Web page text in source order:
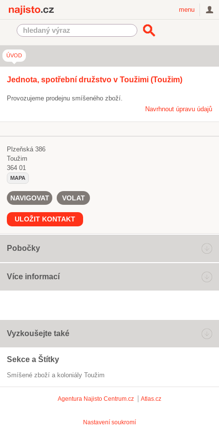
menu
ÚVOD
Jednota, spotřební družstvo v Toužimi (Toužim)
Provozujeme prodejnu smíšeného zboží.
Navrhnout úpravu údajů
Plzeňská 386
Toužim
364 01
MAPA
NAVIGOVAT VOLAT
ULOŽIT KONTAKT
Pobočky
Více informací
Vyzkoušejte také
Sekce a Štítky
Smíšené zboží a koloniály Toužim
Agentura Najisto Centrum.cz Atlas.cz
Nastavení soukromí